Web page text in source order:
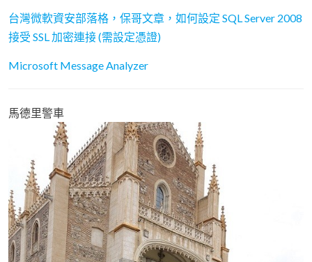
台灣微軟資安部落格，保哥文章，如何設定 SQL Server 2008
接受 SSL 加密連接 (需設定憑證)
Microsoft Message Analyzer
馬德里警車